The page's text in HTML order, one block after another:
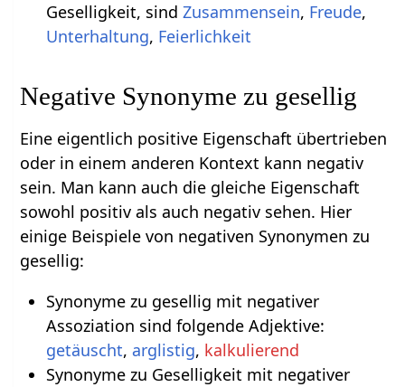
Geselligkeit, sind Zusammensein, Freude,
Unterhaltung, Feierlichkeit
Negative Synonyme zu gesellig
Eine eigentlich positive Eigenschaft übertrieben
oder in einem anderen Kontext kann negativ
sein. Man kann auch die gleiche Eigenschaft
sowohl positiv als auch negativ sehen. Hier
einige Beispiele von negativen Synonymen zu
gesellig:
Synonyme zu gesellig mit negativer
Assoziation sind folgende Adjektive:
getäuscht, arglistig, kalkulierend
Synonyme zu Geselligkeit mit negativer